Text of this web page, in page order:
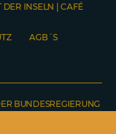
INSELN | CAFÉ
AGB´S
BUNDESREGIERUNG
<